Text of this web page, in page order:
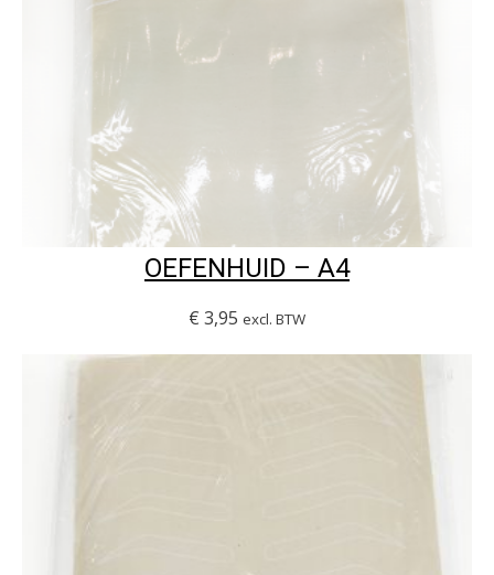
OEFENHUID – A4
€ 3,95 excl. BTW